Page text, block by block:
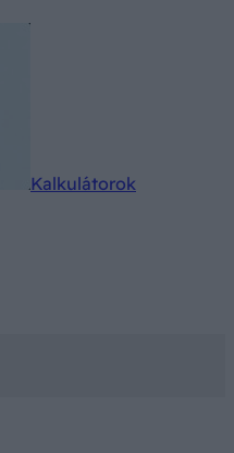
Kalkulátorok